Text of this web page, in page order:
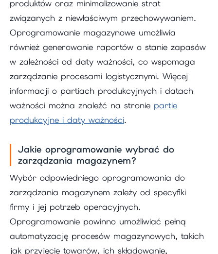
produktów oraz minimalizowanie strat
związanych z niewłaściwym przechowywaniem.
Oprogramowanie magazynowe umożliwia
również generowanie raportów o stanie zapasów
w zależności od daty ważności, co wspomaga
zarządzanie procesami logistycznymi. Więcej
informacji o partiach produkcyjnych i datach
ważności można znaleźć na stronie partie
produkcyjne i daty ważności.
Jakie oprogramowanie wybrać do
zarządzania magazynem?
Wybór odpowiedniego oprogramowania do
zarządzania magazynem zależy od specyfiki
firmy i jej potrzeb operacyjnych.
Oprogramowanie powinno umożliwiać pełną
automatyzację procesów magazynowych, takich
jak przyjęcie towarów, ich składowanie,